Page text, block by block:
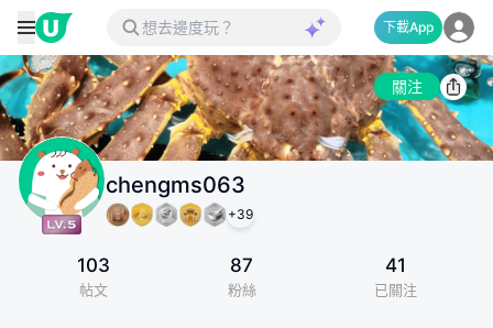
下載App
關注
chengms063
+39
103
帖文
87
粉絲
41
已關注